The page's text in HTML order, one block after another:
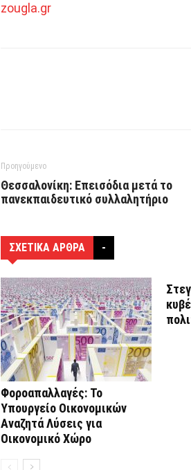
zougla.gr
Προηγούμενο
Θεσσαλονίκη: Επεισόδια μετά το
πανεκπαιδευτικό συλλαλητήριο
ΣΧΕΤΙΚΑ ΑΡΘΡΑ -
Φοροαπαλλαγές: Το
Υπουργείο Οικονομικών
Αναζητά Λύσεις για
Οικονομικό Χώρο